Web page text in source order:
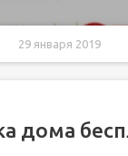
29 января 2019
руководство
язык
дома